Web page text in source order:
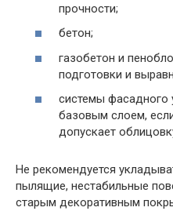
прочности;
бетон;
газобетон и
подготовки и
системы фасадного
базовым слоем,
допускает
Не рекомендуется
пылящие, нестабильные
старым декоративным